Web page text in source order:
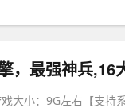
大小：9G左右【支持